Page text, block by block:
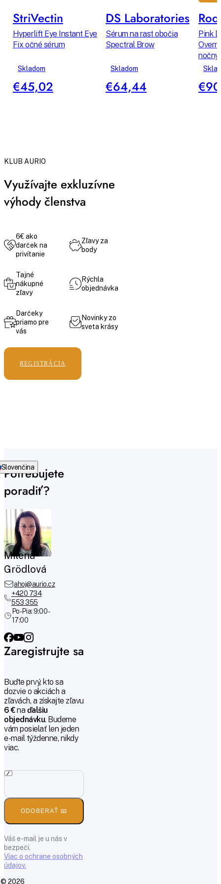
StriVectin
Hyperlift Eye Instant Eye
Fix očné sérum
Skladom
€45,02
DS Laboratories
Sérum na rast obočia
Spectral Brow
Skladom
€64,44
Pink
nočný
KLUB AURIO
Využívajte exkluzívne
výhody členstva
6€ ako
darček na
privítanie
Zľavy za
body
Tajné
nákupné
zľavy
Rýchla
objednávka
Darčeky
priamo pre
vás
Novinky zo
sveta krásy
REGISTRÁCIA
Potrebujete
poradiť?
Milena
Grödlová
ahoj@aurio.cz
+420 734
553 355
Po-Pia: 9:00 -
17:00
Zaregistrujte sa
Buďte prvý, kto sa
dozvie o akciách a
zľavách, a získajte zľavu
6 €na ďalšiu
objednávku. Budeme
vám posielať len jeden
e-mail týždenne, nikdy
viac.
ODOBERAŤ 📧
Váš e-mail je u nás v
bezpečí.
Viac o ochrane osobných
údajov.
© 2026
Slovenčina